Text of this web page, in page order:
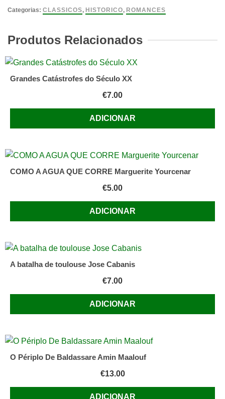
Quarto
E.
M.
Categorias: CLASSICOS, HISTORICO, ROMANCES
Produtos Relacionados
Grandes Catástrofes do Século XX
€7.00
ADICIONAR
COMO A AGUA QUE CORRE Marguerite Yourcenar
€5.00
ADICIONAR
A batalha de toulouse Jose Cabanis
€7.00
ADICIONAR
O Périplo De Baldassare Amin Maalouf
€13.00
ADICIONAR